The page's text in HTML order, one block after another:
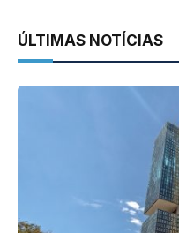
ÚLTIMAS NOTÍCIAS